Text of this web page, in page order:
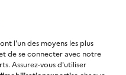
l'un des moyens les plus
de se connecter avec notre
Assurez-vous d'utiliser